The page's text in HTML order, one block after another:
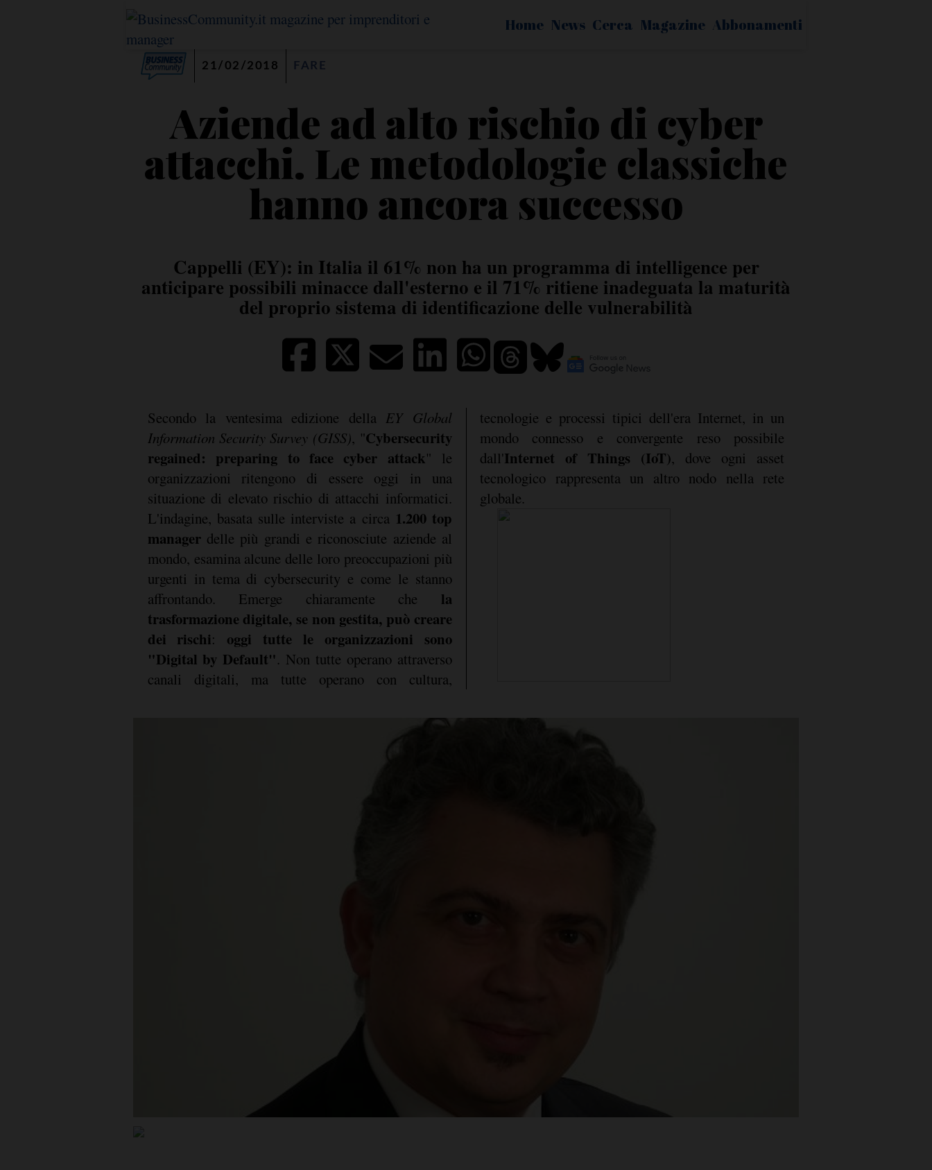
Home News Cerca Magazine Abbonamenti
21/02/2018 FARE
Aziende ad alto rischio di cyber
attacchi. Le metodologie classiche
hanno ancora successo
Cappelli (EY): in Italia il 61% non ha un programma di intelligence per
anticipare possibili minacce dall'esterno e il 71% ritiene inadeguata la maturità
del proprio sistema di identificazione delle vulnerabilità
Secondo la ventesima edizione della EY Global
Information Security Survey (GISS), "Cybersecurity
regained: preparing to face cyber attack" le
organizzazioni ritengono di essere oggi in una
situazione di elevato rischio di attacchi informatici.
L'indagine, basata sulle interviste a circa 1.200 top
managerdelle più grandi e riconosciute aziende al
mondo, esamina alcune delle loro preoccupazioni più
urgenti in tema di cybersecurity e come le stanno
affrontando. Emerge chiaramente che la
trasformazione digitale, se non gestita, può creare
dei rischi: oggi tutte le organizzazioni sono
"Digital by Default". Non tutte operano attraverso
canali digitali, ma tutte operano con cultura,
tecnologie e processi tipici dell'era Internet, in un
mondo connesso e convergente reso possibile
dall'Internet of Things (IoT), dove ogni asset
tecnologico rappresenta un altro nodo nella rete
globale.